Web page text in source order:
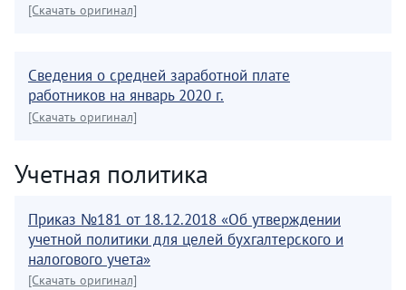
[Скачать оригинал]
Сведения о средней заработной плате
работников на январь 2020 г.
[Скачать оригинал]
Учетная политика
Приказ №181 от 18.12.2018 «Об утверждении
учетной политики для целей бухгалтерского и
налогового учета»
[Скачать оригинал]